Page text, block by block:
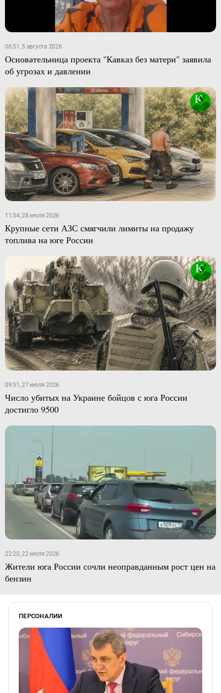
06:51, 5 августа 2026
Основательница проекта "Кавказ без матери" заявила
об угрозах и давлении
11:54, 28 июля 2026
Крупные сети АЗС смягчили лимиты на продажу
топлива на юге России
09:51, 27 июля 2026
Число убитых на Украине бойцов с юга России
достигло 9500
22:20, 22 июля 2026
Жители юга России сочли неоправданным рост цен на
бензин
ПЕРСОНАЛИИ